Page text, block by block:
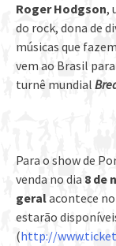
Roger Hodgson,
do rock, dona de
músicas que
vem ao Brasil
turnê mundial
Para o show de
venda no dia 8 de
geralacontece
estarão
(http://